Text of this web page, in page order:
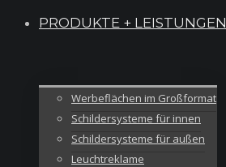
PRODUKTE + LEISTUNGEN
Werbeflächen im Großformat
Schildersysteme für innen
Schildersysteme für außen
Leuchtreklame